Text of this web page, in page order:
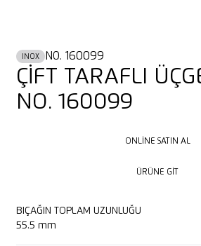
INOX NO. 160099
ÇİFT TARAFLI
NO. 160099
ONLINE SATIN AL
ÜRÜNE GIT
BIÇAĞIN TOPLAM UZUNLUĞU
55.5 mm